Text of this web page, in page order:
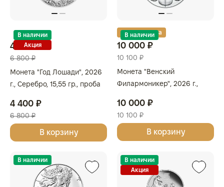
В наличии
Акция
4 400 ₽
6 800 ₽
Монета "Год Лошади", 2026
г., Серебро, 15,55 гр., проба
4 400 ₽
6 800 ₽
В корзину
Золотая карта
В наличии
10 000 ₽
10 100 ₽
Монета "Венский
Филармоникер", 2026 г.,
9999, АВСТРИЯ
10 000 ₽
10 100 ₽
В корзину
В наличии
В наличии
Акция